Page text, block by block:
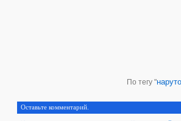
По тегу "наруто
Оставьте комментарий.